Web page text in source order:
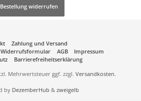
Bestellung widerrufen
Zahlung und Versand
AGB
Impressum
Barrierefreiheitserklärung
Mehrwertsteuer ggf. zzgl. Versandkosten.
by DezemberHub & zweigelb